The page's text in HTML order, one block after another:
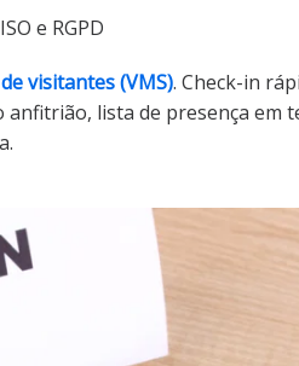
e RGPD
visitantes (VMS). Check-in
lista de presença em